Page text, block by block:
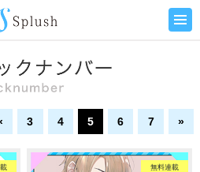
3 4 5 6 7 »
無料連載